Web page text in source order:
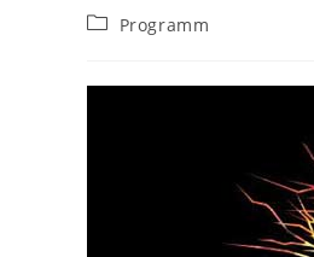
Beitrags-
Programm